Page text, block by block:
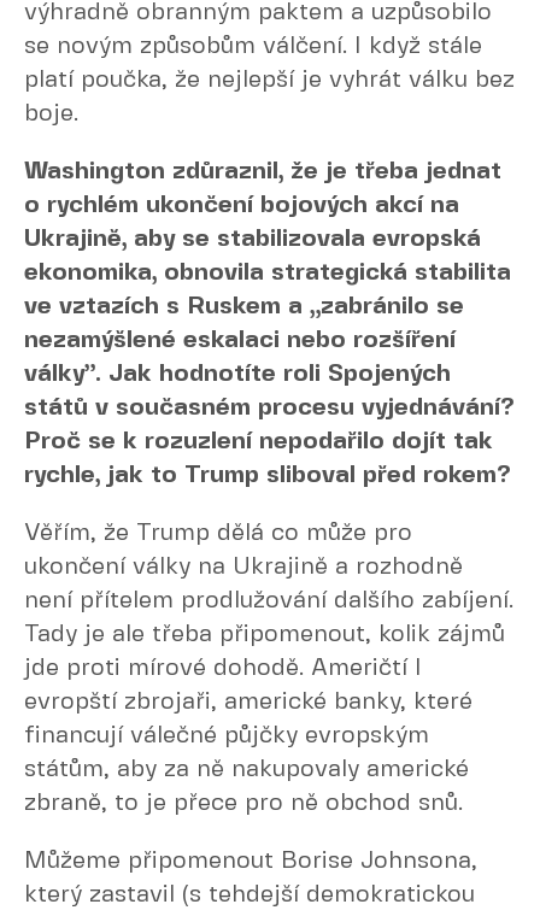
výhradně obranným paktem a uzpůsobilo
se novým způsobům válčení. I když stále
platí poučka, že nejlepší je vyhrát válku bez
boje.
Washington zdůraznil, že je třeba jednat
o rychlém ukončení bojových akcí na
Ukrajině, aby se stabilizovala evropská
ekonomika, obnovila strategická stabilita
ve vztazích s Ruskem a „zabránilo se
nezamýšlené eskalaci nebo rozšíření
války”. Jak hodnotíte roli Spojených
států v současném procesu vyjednávání?
Proč se k rozuzlení nepodařilo dojít tak
rychle, jak to Trump sliboval před rokem?
Věřím, že Trump dělá co může pro
ukončení války na Ukrajině a rozhodně
není přítelem prodlužování dalšího zabíjení.
Tady je ale třeba připomenout, kolik zájmů
jde proti mírové dohodě. Američtí I
evropští zbrojaři, americké banky, které
financují válečné půjčky evropským
státům, aby za ně nakupovaly americké
zbraně, to je přece pro ně obchod snů.
Můžeme připomenout Borise Johnsona,
který zastavil (s tehdejší demokratickou